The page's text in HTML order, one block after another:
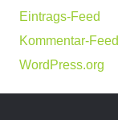
Eintrags-Feed
Kommentar-Feed
WordPress.org